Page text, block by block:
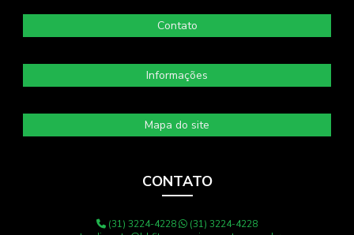
Contato
Informações
Mapa do site
CONTATO
(31) 3224-4228
(31) 3224-4228